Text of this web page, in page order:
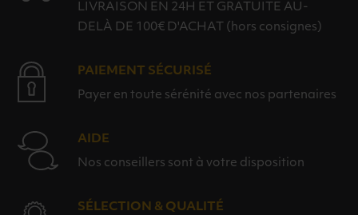
LIVRAISON EN 24H ET GRATUITE AU-
DELÀ DE 100€ D'ACHAT (hors consignes)
PAIEMENT SÉCURISÉ
Payer en toute sérénité avec nos partenaires
AIDE
Nos conseillers sont à votre disposition
SÉLECTION & QUALITÉ